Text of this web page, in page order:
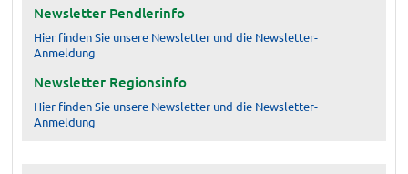
Newsletter Pendlerinfo
Hier finden Sie unsere Newsletter und die Newsletter-
Anmeldung
Newsletter Regionsinfo
Hier finden Sie unsere Newsletter und die Newsletter-
Anmeldung